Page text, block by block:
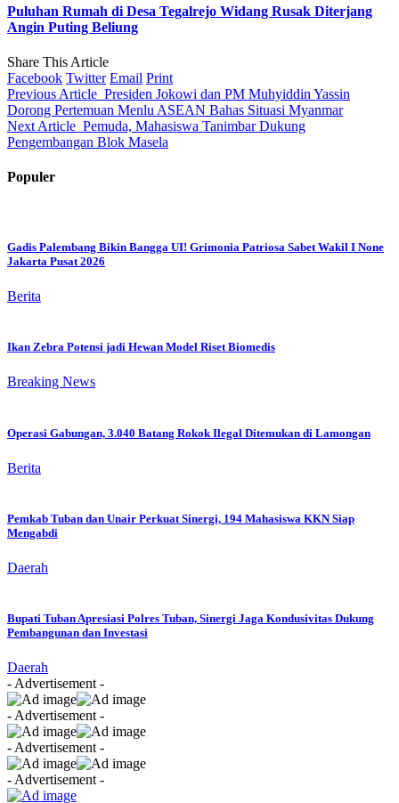
Puluhan Rumah di Desa Tegalrejo Widang Rusak Diterjang
Angin Puting Beliung
Share This Article
Facebook Twitter Email Print
Previous Article Presiden Jokowi dan PM Muhyiddin Yassin
Dorong Pertemuan Menlu ASEAN Bahas Situasi Myanmar
Next Article Pemuda, Mahasiswa Tanimbar Dukung
Pengembangan Blok Masela
Populer
Gadis Palembang Bikin Bangga UI! Grimonia Patriosa Sabet Wakil I None
Jakarta Pusat 2026
Berita
Ikan Zebra Potensi jadi Hewan Model Riset Biomedis
Breaking News
Operasi Gabungan, 3.040 Batang Rokok Ilegal Ditemukan di Lamongan
Berita
Pemkab Tuban dan Unair Perkuat Sinergi, 194 Mahasiswa KKN Siap
Mengabdi
Daerah
Bupati Tuban Apresiasi Polres Tuban, Sinergi Jaga Kondusivitas Dukung
Pembangunan dan Investasi
Daerah
- Advertisement -
- Advertisement -
- Advertisement -
- Advertisement -